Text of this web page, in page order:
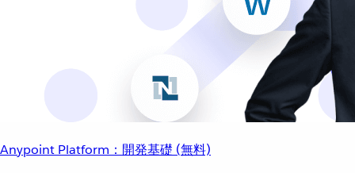
Anypoint Platform：開発基礎 (無料)